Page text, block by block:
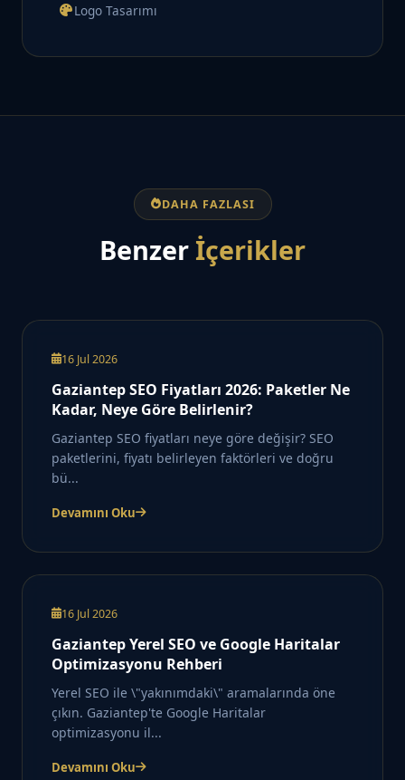
Logo Tasarımı
DAHA FAZLASI
Benzer İçerikler
16 Jul 2026
Gaziantep SEO Fiyatları 2026: Paketler Ne
Kadar, Neye Göre Belirlenir?
Gaziantep SEO fiyatları neye göre değişir? SEO
paketlerini, fiyatı belirleyen faktörleri ve doğru
bü...
Devamını Oku
16 Jul 2026
Gaziantep Yerel SEO ve Google Haritalar
Optimizasyonu Rehberi
Yerel SEO ile \"yakınımdaki\" aramalarında öne
çıkın. Gaziantep'te Google Haritalar
optimizasyonu il...
Devamını Oku